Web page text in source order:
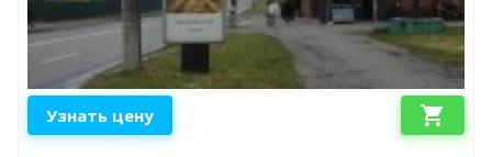
Узнать цену shopping_cart